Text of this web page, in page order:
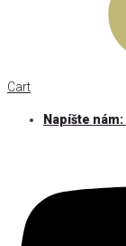
Cart
Napíšte nám: